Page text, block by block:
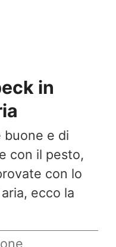
in
buone e di
con il pesto,
con lo
ecco la